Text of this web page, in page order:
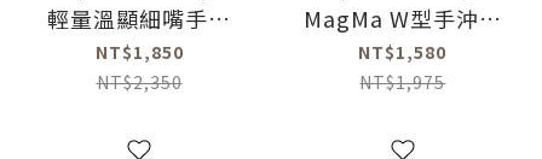
輕量溫顯細嘴手沖
壺550ml
NT$1,850
NT$2,350
MagMa W型手沖濾
杯
NT$1,580
NT$1,975